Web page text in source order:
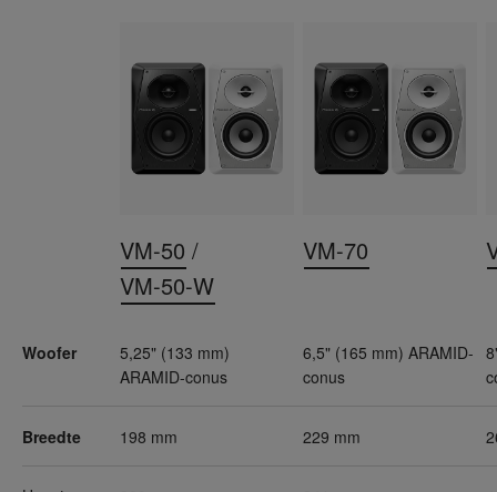
Woofer
Breedte
VM-50 /
VM-50-W
5,25" (133 mm)
ARAMID-conus
198 mm
VM-70
6,5" (165 mm) ARAMID-
conus
229 mm